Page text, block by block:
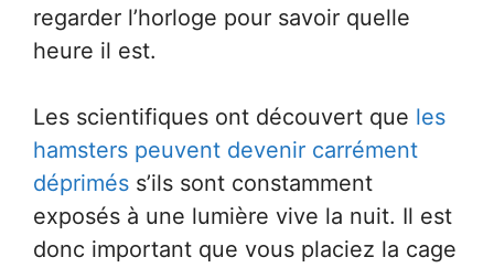
regarder l’horloge pour savoir quelle
heure il est.
Les scientifiques ont découvert que les
hamsters peuvent devenir carrément
déprimés s’ils sont constamment
exposés à une lumière vive la nuit. Il est
donc important que vous placiez la cage